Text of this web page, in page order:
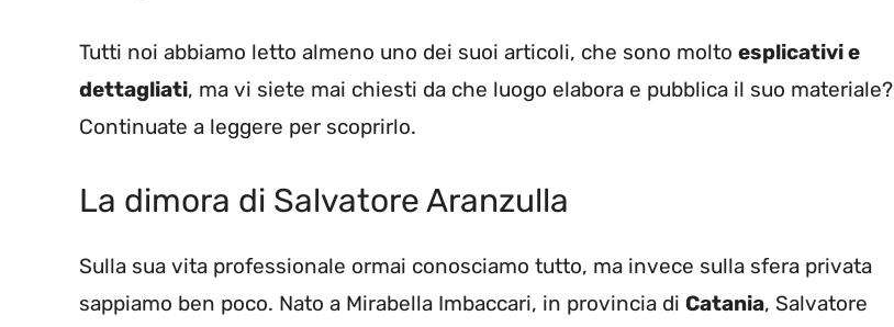
Tutti noi abbiamo letto almeno uno dei suoi articoli, che sono molto esplicativi e
dettagliati, ma vi siete mai chiesti da che luogo elabora e pubblica il suo materiale?
Continuate a leggere per scoprirlo.
La dimora di Salvatore Aranzulla
Sulla sua vita professionale ormai conosciamo tutto, ma invece sulla sfera privata
sappiamo ben poco. Nato a Mirabella Imbaccari, in provincia di Catania, Salvatore